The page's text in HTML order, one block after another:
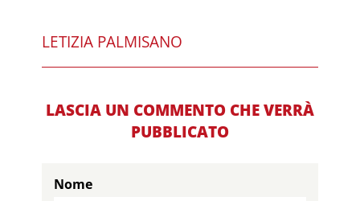
LETIZIA PALMISANO
LASCIA UN COMMENTO CHE VERRÀ
PUBBLICATO
Nome